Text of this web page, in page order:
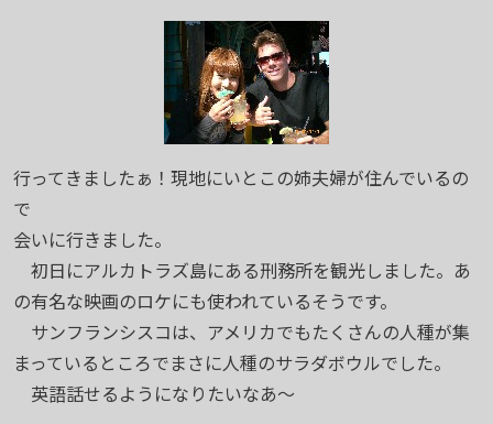
行ってきましたぁ！現地にいとこの姉夫婦が住んでいるの
で
会いに行きました。
初日にアルカトラズ島にある刑務所を観光しました。あ
の有名な映画のロケにも使われているそうです。
サンフランシスコは、アメリカでもたくさんの人種が集
まっているところでまさに人種のサラダボウルでした。
英語話せるようになりたいなあ～